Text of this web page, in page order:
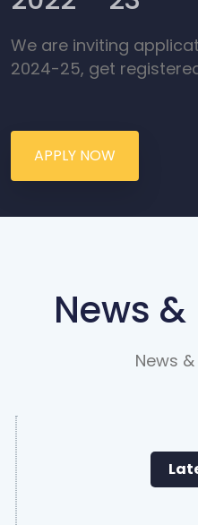
We are inviting
2024-25, get
APPLY NOW
News
News